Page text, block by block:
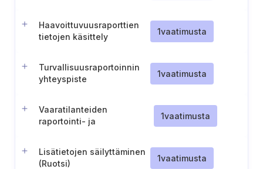
Haavoittuvuusraporttien
tietojen käsittely
1vaatimusta
Turvallisuusraportoinnin
yhteyspiste
1vaatimusta
Vaaratilanteiden
raportointi- ja
1vaatimusta
Lisätietojen säilyttäminen
(Ruotsi)
1vaatimusta